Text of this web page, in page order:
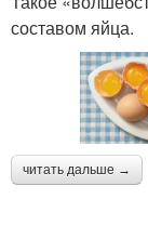
составом яйца.
читать дальше →